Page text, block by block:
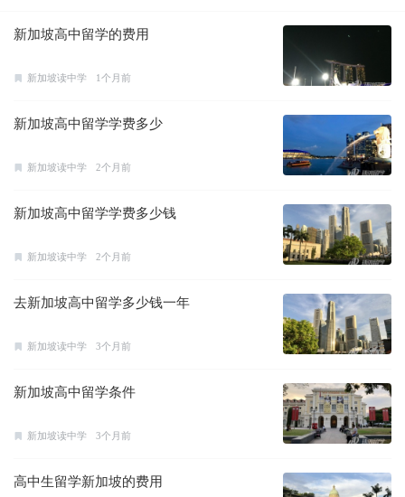
新加坡高中留学的费用
新加坡读中学 1个月前
新加坡高中留学学费多少
新加坡读中学 2个月前
新加坡高中留学学费多少钱
新加坡读中学 2个月前
去新加坡高中留学多少钱一年
新加坡读中学 3个月前
新加坡高中留学条件
新加坡读中学 3个月前
高中生留学新加坡的费用